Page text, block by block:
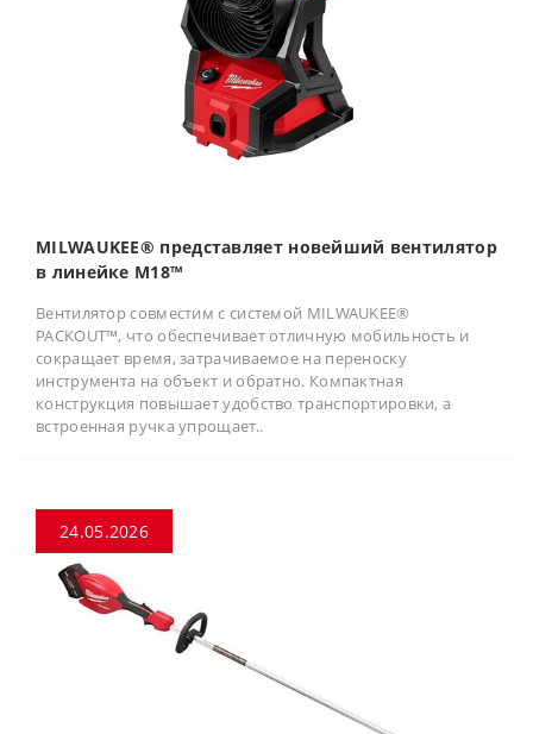
MILWAUKEE® представляет новейший вентилятор
в линейке M18™
Вентилятор совместим с системой MILWAUKEE®
PACKOUT™, что обеспечивает отличную мобильность и
сокращает время, затрачиваемое на переноску
инструмента на объект и обратно. Компактная
конструкция повышает удобство транспортировки, а
встроенная ручка упрощает..
24.05.2026